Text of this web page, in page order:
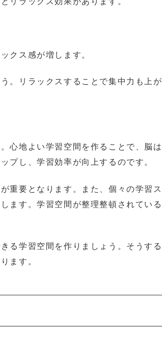
クス感が増します。
。リラックスすることで集中力も上が
心地よい学習空間を作ることで、脳は
プし、学習効率が向上するのです。
重要となります。また、個々の学習ス
ます。学習空間が整理整頓されている
る学習空間を作りましょう。そうする
ます。